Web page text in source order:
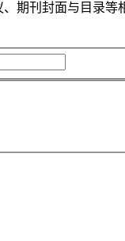
期刊封面与目录等